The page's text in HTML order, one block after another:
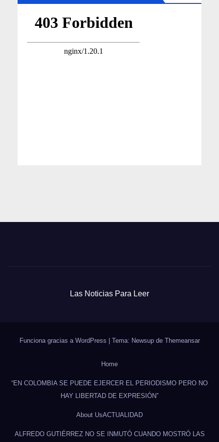
Las Noticias Para Leer
Funciona gracias a WordPress Tema: Newsup de Themeansar
Home
“EN COLOMBIA SE PUEDE EJERCER EL PERIODISMO PERO NO
HAY LIBERTAD DE EXPRESIÓN”
About UsACTUALIDAD
ALFREDO GUTIÉRREZ NO SE INMUTÓ CUANDO MOSTRÓ LAS